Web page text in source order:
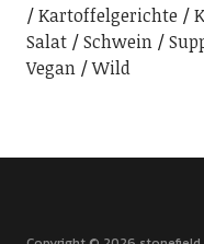
Kartoffelgerichte
Salat
Schwein
Vegan
Wild